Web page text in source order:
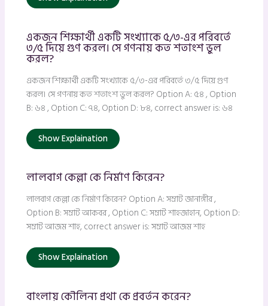
একজন শিক্ষার্থী একটি সংখ্যাকে ৫/৩-এর পরিবর্তে
৩/৫ দিয়ে গুণ করল। সে গণনায় কত শতাংশ ভুল
করল?
একজন শিক্ষার্থী একটি সংখ্যাকে ৫/৩-এর পরিবর্তে ৩/৫ দিয়ে গুণ
করল। সে গণনায় কত শতাংশ ভুল করল? Option A: ৫৪ , Option
B: ৬৪ , Option C: ৭৪, Option D: ৮৪, correct answer is: ৬৪
Show Explaination
লালবাগ কেল্লা কে নির্মাণ কিরেন?
লালবাগ কেল্লা কে নির্মাণ কিরেন? Option A: সম্রাট জানাঙ্গীর ,
Option B: সম্রাট আকবর , Option C: সম্রাট শাহজাহান, Option D:
সম্রাট আজম শাহ, correct answer is: সম্রাট আজম শাহ
Show Explaination
বাংলায় কৌলিন্য প্রথা কে প্রবর্তন করেন?